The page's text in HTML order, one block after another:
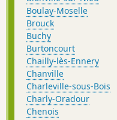
Boulay-Moselle
Brouck
Buchy
Burtoncourt
Chailly-lès-Ennery
Chanville
Charleville-sous-Bois
Charly-Oradour
Chenois